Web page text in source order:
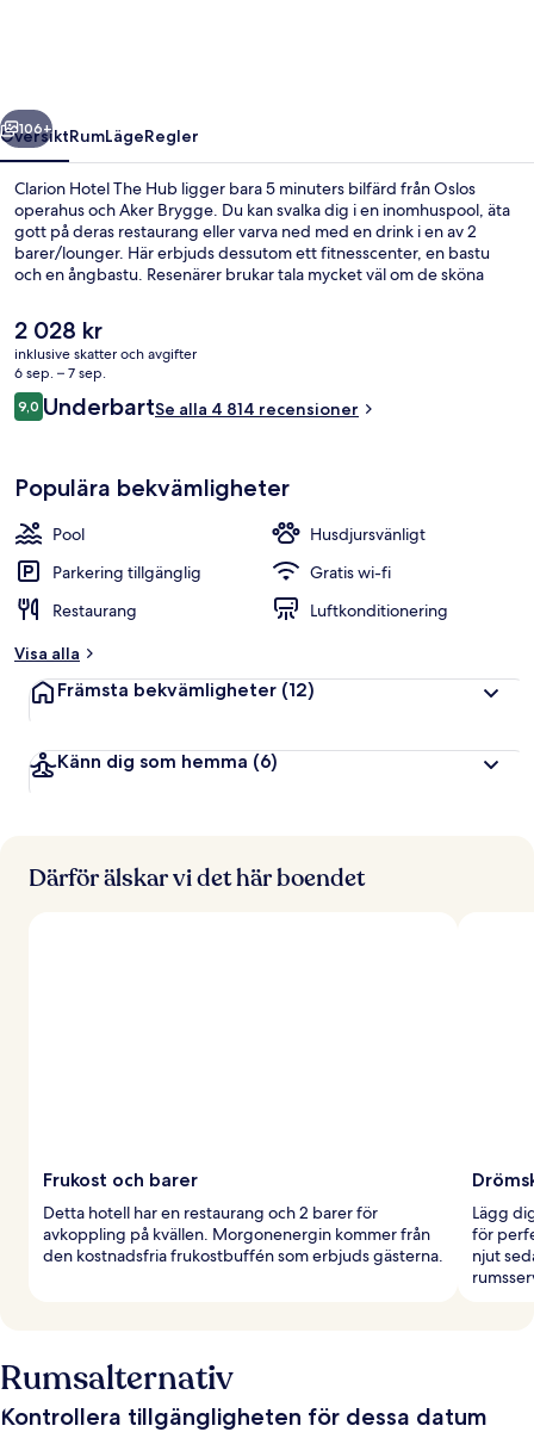
Nästa
106+
ÖversiktRumLägeRegler
Clarion Hotel The Hub ligger bara 5 minuters bilfärd från Oslos
operahus och Aker Brygge. Du kan svalka dig i en inomhuspool, äta
gott på deras restaurang eller varva ned med en drink i en av 2
barer/lounger. Här erbjuds dessutom ett fitnesscenter, en bastu
och en ångbastu. Resenärer brukar tala mycket väl om de sköna
närheten. Det är bara några steg till Jernbanetorget T-bane och
Kirkeristen spårvagnshållplats.
Det
nuvarande
priset
är
2 028 kr
2 028 kr
inklusive skatter och avgifter
6 sep. – 7 sep.
Recensioner
9,09,0 av 10,
UnderbartSe alla 4 814 recensioner
Populära bekvämligheter
Pool
Husdjursvänligt
Parkering tillgänglig
Gratis wi-fi
Restaurang
Luftkonditionering
Visa alla
Främsta bekvämligheter (12)
Känn dig som hemma (6)
Därför älskar vi det här boendet
Frukost och barer
Detta hotell har en restaurang och 2 barer för
avkoppling på kvällen. Morgonenergin kommer från
den kostnadsfria frukostbuffén som erbjuds gästerna.
Lägg
för
njut
Rumsalternativ
Kontrollera tillgängligheten för dessa datum